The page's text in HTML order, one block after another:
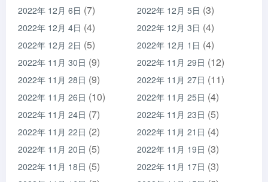
2022年 12月 6日 (7) 2022年 12月 5日 (3)
2022年 12月 4日 (4) 2022年 12月 3日 (4)
2022年 12月 2日 (5) 2022年 12月 1日 (4)
2022年 11月 30日 (9) 2022年 11月 29日 (12)
2022年 11月 28日 (9) 2022年 11月 27日 (11)
2022年 11月 26日 (10) 2022年 11月 25日 (4)
2022年 11月 24日 (7) 2022年 11月 23日 (5)
2022年 11月 22日 (2) 2022年 11月 21日 (4)
2022年 11月 20日 (5) 2022年 11月 19日 (3)
2022年 11月 18日 (5) 2022年 11月 17日 (3)